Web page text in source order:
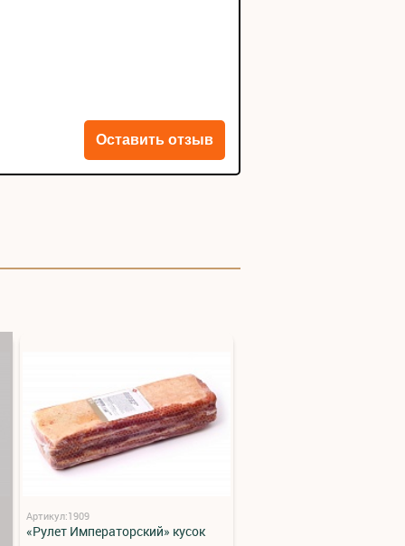
Артикул:1909
«Рулет Императорский» кусок